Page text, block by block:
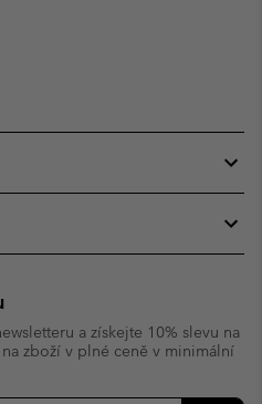
a získejte 10% slevu na
zboží v plné ceně v minimální